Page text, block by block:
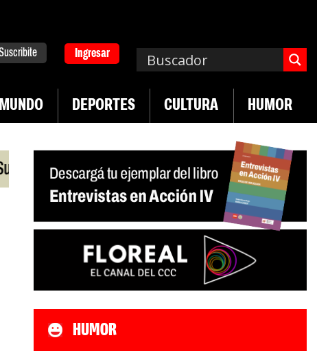
Ingresar
MUNDO DEPORTES CULTURA HUMOR
desregulación del practicaje | Denuncias por
HUMOR